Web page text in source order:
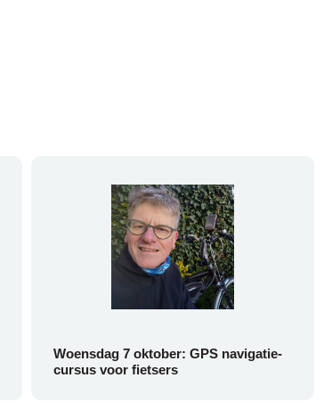
Woensdag 7 oktober: GPS navigatie-
cursus voor fietsers